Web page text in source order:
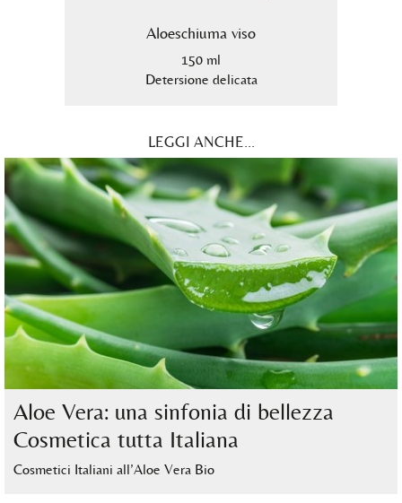
Aloeschiuma viso
150 ml
Detersione delicata
LEGGI ANCHE...
Aloe Vera: una sinfonia di bellezza
Cosmetica tutta Italiana
Cosmetici Italiani all’Aloe Vera Bio